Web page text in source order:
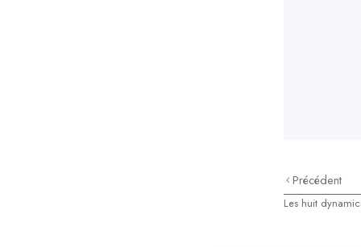
Précédent
Les huit